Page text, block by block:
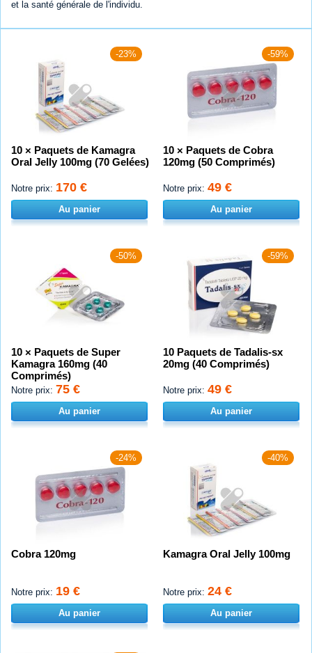
et la santé générale de l'individu.
-23%
10 × Paquets de Kamagra
Oral Jelly 100mg (70 Gelées)
Notre prix: 170 €
Au panier
-59%
10 × Paquets de Cobra
120mg (50 Comprimés)
Notre prix: 49 €
Au panier
-50%
10 × Paquets de Super
Kamagra 160mg (40
Comprimés)
Notre prix: 75 €
Au panier
-59%
10 Paquets de Tadalis-sx
20mg (40 Comprimés)
Notre prix: 49 €
Au panier
-24%
Cobra 120mg
Notre prix: 19 €
Au panier
-40%
Kamagra Oral Jelly 100mg
Notre prix: 24 €
Au panier